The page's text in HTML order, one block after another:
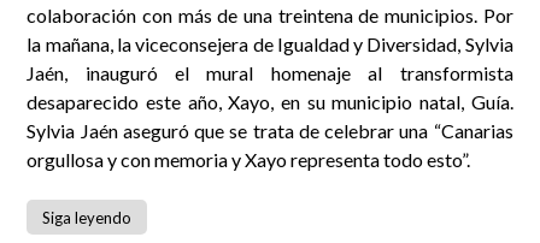
colaboración con más de una treintena de municipios. Por
la mañana, la viceconsejera de Igualdad y Diversidad, Sylvia
Jaén, inauguró el mural homenaje al transformista
desaparecido este año, Xayo, en su municipio natal, Guía.
Sylvia Jaén aseguró que se trata de celebrar una “Canarias
orgullosa y con memoria y Xayo representa todo esto”.
Siga leyendo